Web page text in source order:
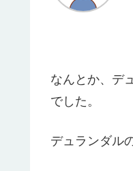
なんとか、デ
でした。
デュランダル